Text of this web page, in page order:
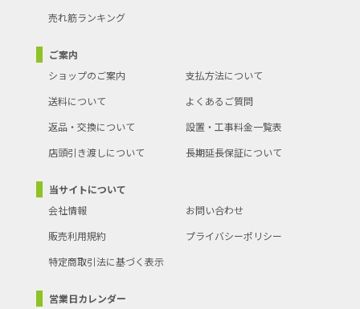
売れ筋ランキング
ご案内
ショップのご案内
支払方法について
送料について
よくあるご質問
返品・交換について
設置・工事料金一覧表
店頭引き渡しについて
長期延長保証について
当サイトについて
会社情報
お問い合わせ
販売利用規約
プライバシーポリシー
特定商取引法に基づく表示
営業日カレンダー